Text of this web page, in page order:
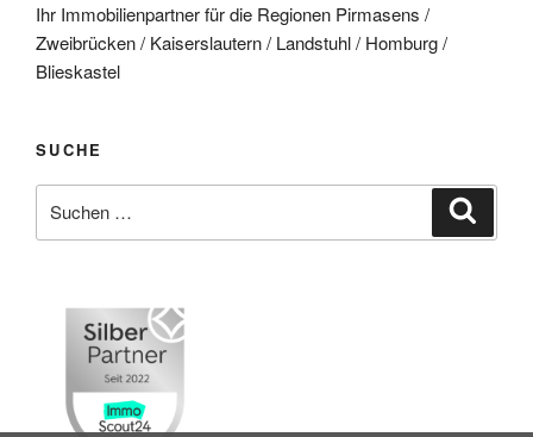
Ihr Immobilienpartner für die Regionen Pirmasens /
Zweibrücken / Kaiserslautern / Landstuhl / Homburg /
Blieskastel
SUCHE
nach: